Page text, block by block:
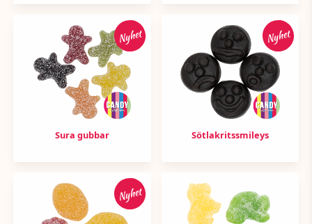
Nyhet
Sura gubbar
Nyhet
Sötlakritssmileys
Nyhet